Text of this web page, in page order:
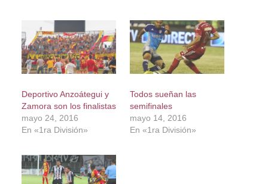
Deportivo Anzoátegui y
Zamora son los finalistas
mayo 24, 2016
En «1ra División»
Todos sueñan las
semifinales
mayo 14, 2016
En «1ra División»